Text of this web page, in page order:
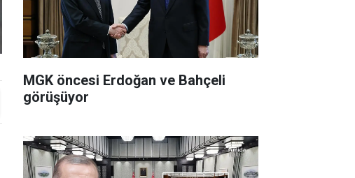
MGK öncesi Erdoğan ve Bahçeli
görüşüyor